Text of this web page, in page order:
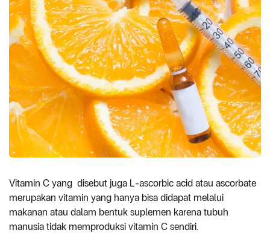
Vitamin C yang disebut juga L-ascorbic acid atau ascorbate
merupakan vitamin yang hanya bisa didapat melalui
makanan atau dalam bentuk suplemen karena tubuh
manusia tidak memproduksi vitamin C sendiri.